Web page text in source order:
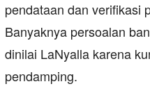
pendataan dan verifikasi
Banyaknya persoalan
dinilai LaNyalla karena
pendamping.